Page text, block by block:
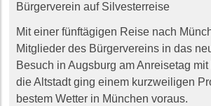
Bürgerverein auf Silvesterreise
Mit einer fünftägigen Reise nach
Mitglieder des Bürgervereins in das
Besuch in Augsburg am Anreisetag
die Altstadt ging einem kurzweiligen
bestem Wetter in München voraus.